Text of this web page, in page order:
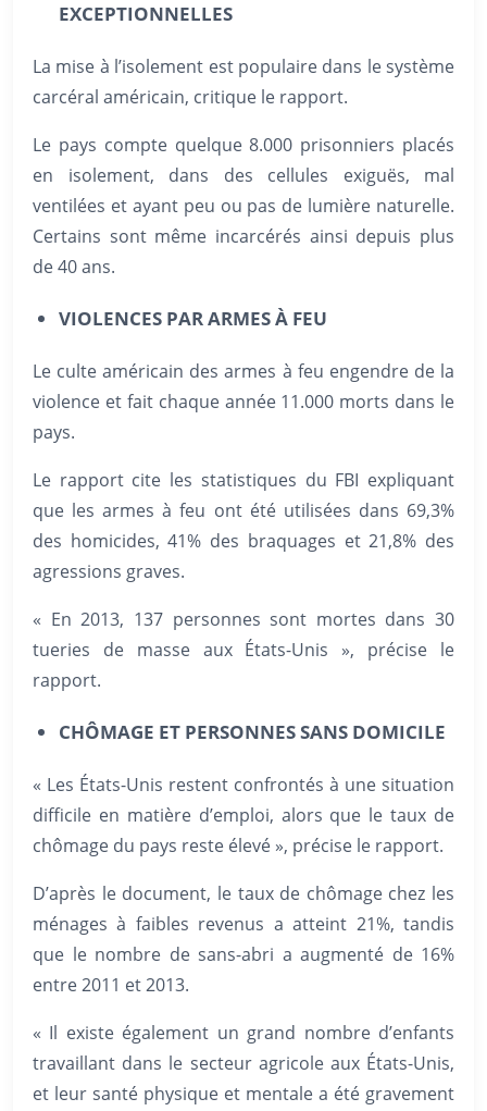
EXCEPTIONNELLES
La mise à l’isolement est populaire dans le système
carcéral américain, critique le rapport.
Le pays compte quelque 8.000 prisonniers placés
en isolement, dans des cellules exiguës, mal
ventilées et ayant peu ou pas de lumière naturelle.
Certains sont même incarcérés ainsi depuis plus
de 40 ans.
VIOLENCES PAR ARMES À FEU
Le culte américain des armes à feu engendre de la
violence et fait chaque année 11.000 morts dans le
pays.
Le rapport cite les statistiques du FBI expliquant
que les armes à feu ont été utilisées dans 69,3%
des homicides, 41% des braquages et 21,8% des
agressions graves.
« En 2013, 137 personnes sont mortes dans 30
tueries de masse aux États-Unis », précise le
rapport.
CHÔMAGE ET PERSONNES SANS DOMICILE
« Les États-Unis restent confrontés à une situation
difficile en matière d’emploi, alors que le taux de
chômage du pays reste élevé », précise le rapport.
D’après le document, le taux de chômage chez les
ménages à faibles revenus a atteint 21%, tandis
que le nombre de sans-abri a augmenté de 16%
entre 2011 et 2013.
« Il existe également un grand nombre d’enfants
travaillant dans le secteur agricole aux États-Unis,
et leur santé physique et mentale a été gravement